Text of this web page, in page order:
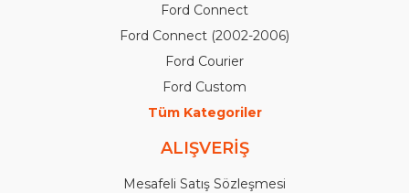
Ford Connect
Ford Connect (2002-2006)
Ford Courier
Ford Custom
Tüm Kategoriler
ALIŞVERİŞ
Mesafeli Satış Sözleşmesi